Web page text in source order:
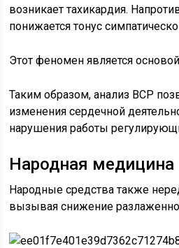
возникает тахикардия.
понижается тонус
Этот феномен является
Таким образом, анализ ВСР
изменения сердечной
нарушения работы
Народная медицина
Народные средства также
вызывая снижение